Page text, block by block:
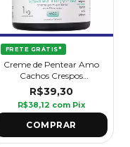
FRETE GRÁTIS*
Creme de Pentear Amo
Cachos Crespos
Vibrantes 1 kg - Griffus
R$39,30
R$38,12 com Pix